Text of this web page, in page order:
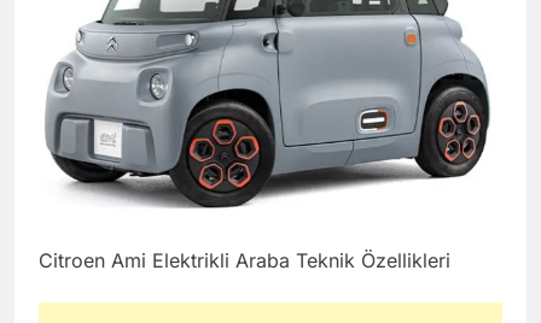
Citroen Ami Elektrikli Araba Teknik Özellikleri